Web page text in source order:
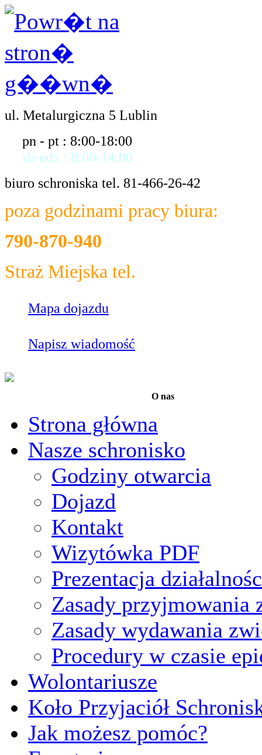
ul. Metalurgiczna 5 Lublin
pn - pt : 8:00-18:00
sb-ndz : 8:00-14:00
biuro schroniska tel. 81-466-26-42
poza godzinami pracy biura:
790-870-940
Straż Miejska tel.
Mapa dojazdu
Napisz wiadomość
O nas
Strona główna
Nasze schronisko
Godziny otwarcia
Dojazd
Kontakt
Wizytówka PDF
Prezentacja
Zasady przyjmowania
Zasady wydawania
Procedury w czasie
Wolontariusze
Koło Przyjaciół
Jak możesz pomóc?